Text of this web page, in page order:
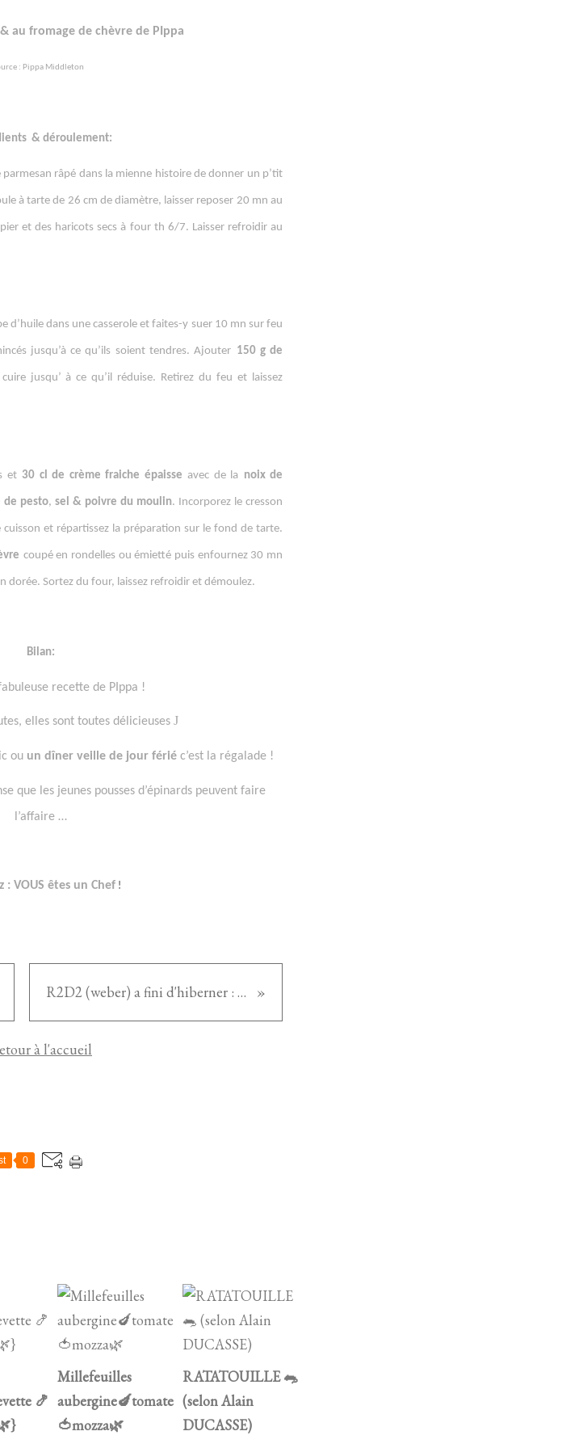
au fromage de chèvre de PIppa
: Pippa Middleton
& déroulement:
parmesan râpé dans la mienne histoire de donner un p’tit
à tarte de 26 cm de diamètre, laisser reposer 20 mn au
et des haricots secs à four th 6/7. Laisser refroidir au
d’huile dans une casserole et faites-y suer 10 mn sur feu
jusqu’à ce qu’ils soient tendres. Ajouter 150 g de
jusqu’ à ce qu’il réduise. Retirez du feu et laissez
et 30 cl de crème fraiche épaisse avec de la noix de
de pesto, sel & poivre du moulin. Incorporez le cresson
et répartissez la préparation sur le fond de tarte.
coupé en rondelles ou émietté puis enfournez 30 mn
dorée. Sortez du four, laissez refroidir et démoulez.
Bilan:
recette de PIppa !
elles sont toutes délicieuses J
ou un dîner veille de jour férié c’est la régalade !
que les jeunes pousses d’épinards peuvent faire
l’affaire …
: VOUS êtes un Chef !
R2D2 (weber) a fini d'hiberner : vive les dorades grillées !
à l'accueil
0
🍤
Millefeuilles
aubergine🍆tomate
🍅mozza🌿
RATATOUILLE 🐀
(selon Alain
DUCASSE)